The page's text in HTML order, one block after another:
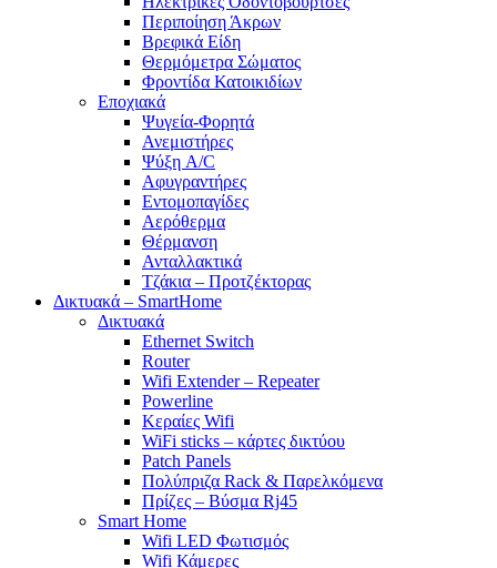
Περιποίηση Άκρων
Βρεφικά Είδη
Θερμόμετρα Σώματος
Φροντίδα Κατοικιδίων
Εποχιακά
Ψυγεία-Φορητά
Ανεμιστήρες
Ψύξη A/C
Αφυγραντήρες
Εντομοπαγίδες
Αερόθερμα
Θέρμανση
Ανταλλακτικά
Τζάκια – Προτζέκτορας
Δικτυακά – SmartHome
Δικτυακά
Ethernet Switch
Router
Wifi Extender – Repeater
Powerline
Κεραίες Wifi
WiFi sticks – κάρτες δικτύου
Patch Panels
Πολύπριζα Rack & Παρελκόμενα
Πρίζες – Βύσμα Rj45
Smart Home
Wifi LED Φωτισμός
Wifi Κάμερες